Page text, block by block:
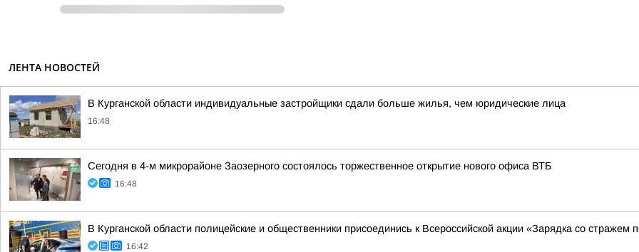
ЛЕНТА НОВОСТЕЙ
В Курганской области индивидуальные застройщики сдали больше жилья, чем юридические лица
16:48
Сегодня в 4-м микрорайоне Заозерного состоялось торжественное открытие нового офиса ВТБ
16:48
В Курганской области полицейские и общественники присоединись к Всероссийской акции «Зарядка со стражем
16:42